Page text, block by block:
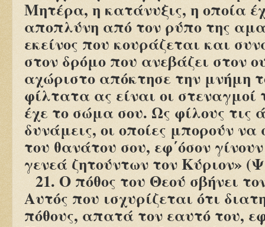
Μητέρα, η κατάνυξις, η οποία
αποπλύνη από τον ρύπο της
εκείνος που κουράζεται και
στον δρόμο που ανεβάζει στον
αχώριστο απόκτησε την μνήμη
φίλτατα ας είναι οι στεναγμοί
έχε το σώμα σου. Ως φίλους τις
δυνάμεις, οι οποίες μπορούν
του θανάτου σου, εφ΄όσον
γενεά ζητούντων τον Κύριον»
21. Ο πόθος του Θεού σβήνει
Αυτός που ισχυρίζεται ότι
πόθους, απατά τον εαυτό του,